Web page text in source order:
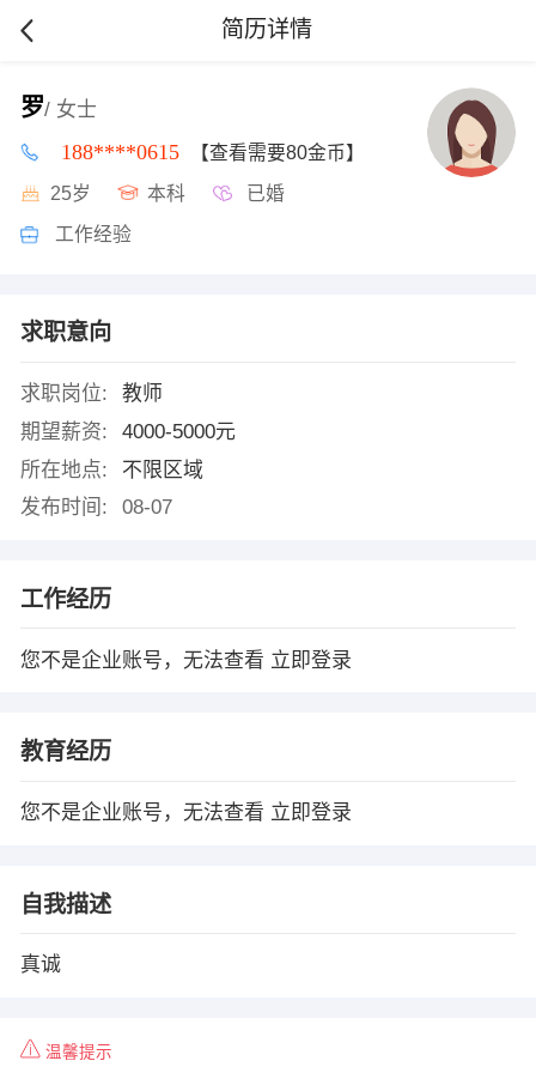
简历详情
罗/ 女士
188****0615 【查看需要80金币】
25岁 本科 已婚
工作经验
求职意向
求职岗位:
教师
期望薪资:
4000-5000元
所在地点:
不限区域
发布时间:
08-07
工作经历
您不是企业账号，无法查看 立即登录
教育经历
您不是企业账号，无法查看 立即登录
自我描述
真诚
温馨提示